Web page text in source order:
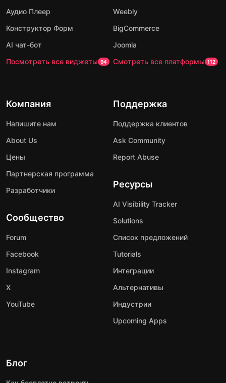
Аудио Плеер
Конструктор Форм
AI чат-бот
Посмотреть все виджеты 94
Weebly
BigCommerce
Joomla
Смотреть все платформы 112
Компания
Напишите нам
About Us
Цены
Партнерская программа
Разработчики
Сообщество
Forum
Facebook
Instagram
X
YouTube
Поддержка
Поддержка клиентов
Ask Community
Report Abuse
Ресурсы
AI Visibility Tracker
Solutions
Список предложений
Tutorials
Интеграции
Альтернативы
Индустрии
Upcoming Apps
Блог